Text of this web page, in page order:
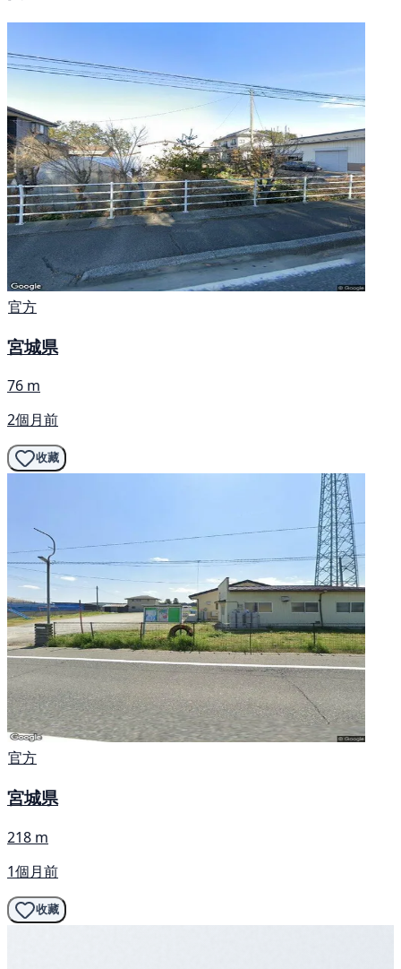
官方
宮城県
76 m
2個月前
收藏
官方
宮城県
218 m
1個月前
收藏